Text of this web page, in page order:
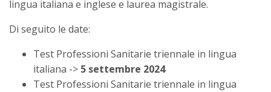
lingua italiana e inglese e laurea magistrale.
Di seguito le date:
Test Professioni Sanitarie triennale in lingua
italiana -> 5 settembre 2024
Test Professioni Sanitarie triennale in lingua